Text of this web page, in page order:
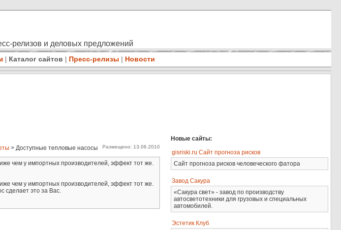
релизов и деловых предложений
| Каталог сайтов | Пресс-релизы | Новости
> Доступные тепловые насосы Размещено: 13.06.2010
чем у импортных производителей, эффект тот же.
чем у импортных производителей, эффект тот же.
сделает это за Вас.
Новые сайты:
gisriski.ru Сайт прогноза рисков
Сайт прогноза рисков человеческого фатора
Завод Сакура
«Сакура свет» - завод по производству
автосветотехники для грузовых и специальных
автомобилей.
Эстетик Клуб